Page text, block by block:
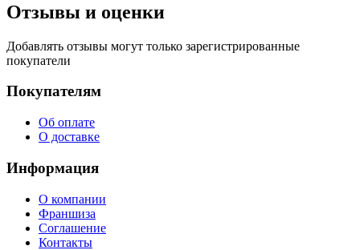
Отзывы и оценки
Добавлять отзывы могут только зарегистрированные
покупатели
Покупателям
Об оплате
О доставке
Информация
О компании
Франшиза
Соглашение
Контакты